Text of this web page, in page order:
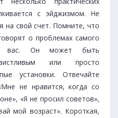
с эйджизмом. Не
на свой счет. Помните, что
о проблемах самого
вас. Он может быть
или просто
установки. Отвечайте
не нравится, когда со
«Я не просил советов»,
мой возраст». Короткая,